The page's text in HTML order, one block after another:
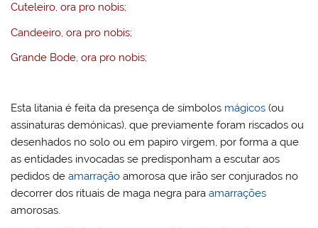
Cuteleiro, ora pro nobis;
Candeeiro, ora pro nobis;
Grande Bode, ora pro nobis;
Esta litania é feita da presença de símbolos mágicos (ou
assinaturas demónicas), que previamente foram riscados ou
desenhados no solo ou em papiro virgem, por forma a que
as entidades invocadas se predisponham a escutar aos
pedidos deamarração amorosa que irão ser conjurados no
decorrer dos rituais de maga negra paraamarrações
amorosas.